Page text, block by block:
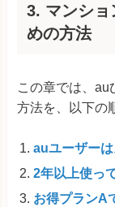
3. マンショ
めの方法
この章では、au
方法を、以下の
auユーザー
2年以上使っ
お得プランA